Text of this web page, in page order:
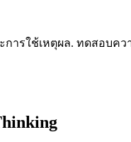
ารใช้เหตุผล. ทดสอบคว